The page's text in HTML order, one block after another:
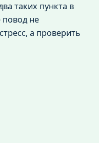
таких пункта в
повод не
а проверить